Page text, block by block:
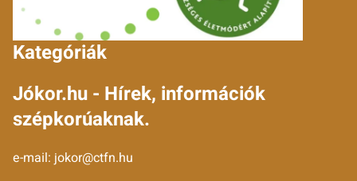
Kategóriák
Jókor.hu - Hírek, információk
szépkorúaknak.
e-mail: jokor@ctfn.hu